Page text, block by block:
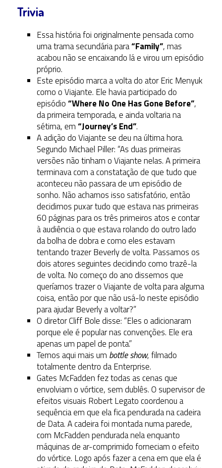
Trivia
Essa história foi originalmente pensada como
uma trama secundária para“Family”, mas
acabou não se encaixando lá e virou um episódio
próprio.
Este episódio marca a volta do ator Eric Menyuk
como o Viajante. Ele havia participado do
episódio“Where No One Has Gone Before”,
da primeira temporada, e ainda voltaria na
sétima, em“Journey’s End”.
A adição do Viajante se deu na última hora.
Segundo Michael Piller: “As duas primeiras
versões não tinham o Viajante nelas. A primeira
terminava com a constatação de que tudo que
aconteceu não passara de um episódio de
sonho. Não achamos isso satisfatório, então
decidimos puxar tudo que estava nas primeiras
60 páginas para os três primeiros atos e contar
à audiência o que estava rolando do outro lado
da bolha de dobra e como eles estavam
tentando trazer Beverly de volta. Passamos os
dois atores seguintes decidindo como trazê-la
de volta. No começo do ano dissemos que
queríamos trazer o Viajante de volta para alguma
coisa, então por que não usá-lo neste episódio
para ajudar Beverly a voltar?”
O diretor Cliff Bole disse: “Eles o adicionaram
porque ele é popular nas convenções. Ele era
apenas um papel de ponta.”
Temos aqui mais um bottle show, filmado
totalmente dentro da Enterprise.
Gates McFadden fez todas as cenas que
envolviam o vórtice, sem dublês. O supervisor de
efeitos visuais Robert Legato coordenou a
sequência em que ela fica pendurada na cadeira
de Data. A cadeira foi montada numa parede,
com McFadden pendurada nela enquanto
máquinas de ar-comprimido forneciam o efeito
do vórtice. Logo após fazer a cena em que ela é